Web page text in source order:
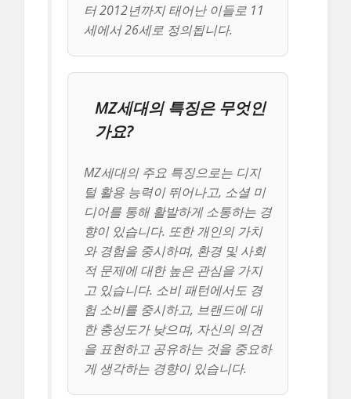
터 2012년까지 태어난 이들로 11
세에서 26세로 정의됩니다.
MZ세대의 특징은 무엇인
가요?
MZ세대의 주요 특징으로는 디지
털 활용 능력이 뛰어나고, 소셜 미
디어를 통해 활발하게 소통하는 경
향이 있습니다. 또한 개인의 가치
와 경험을 중시하며, 환경 및 사회
적 문제에 대한 높은 관심을 가지
고 있습니다. 소비 패턴에서도 경
험 소비를 중시하고, 브랜드에 대
한 충성도가 낮으며, 자신의 의견
을 표현하고 공유하는 것을 중요하
게 생각하는 경향이 있습니다.